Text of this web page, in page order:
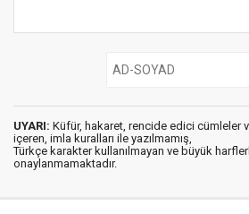
UYARI: Küfür, hakaret, rencide edici cümleler
içeren, imla kuralları ile yazılmamış,
Türkçe karakter kullanılmayan ve büyük
onaylanmamaktadır.